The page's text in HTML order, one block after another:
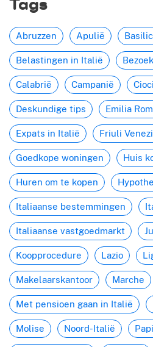
Abruzzen Apulië
Belastingen in Italië
Calabrië Campanië
Deskundige tips Emilia
Expats in Italië Friuli
Goedkope woningen Huis
Huren om te kopen
Italiaanse bestemmingen
Italiaanse vastgoedmarkt
Koopprocedure Lazio
Makelaarskantoor Marche
Met pensioen gaan in Italië
Molise Noord-Italië